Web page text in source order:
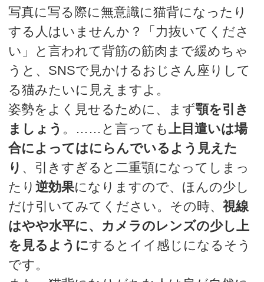
写真に写る際に無意識に猫背になったり
する人はいませんか？「力抜いてくださ
い」と言われて背筋の筋肉まで緩めちゃ
うと、SNSで見かけるおじさん座りして
る猫みたいに見えますよ。
姿勢をよく見せるために、まず顎を引き
ましょう 。……と言っても上目遣いは場
合によってはにらんでいるよう見えた
り 、引きすぎると二重顎になってしまっ
たり 逆効果になりますので、ほんの少し
だけ引いてみてください。その時、 視線
はやや水平に、カメラのレンズの少し上
を見るようにするとイイ感じになるそう
です。